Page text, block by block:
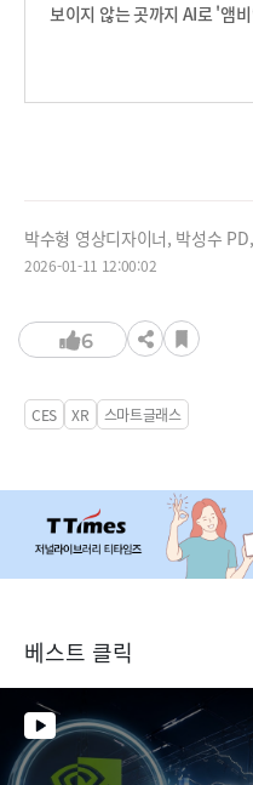
보이지 않는 곳까지 AI로 '앰
박수형 영상디자이너, 박성수
2026-01-11 12:00:02
6
CES XR 스마트글래스
베스트 클릭